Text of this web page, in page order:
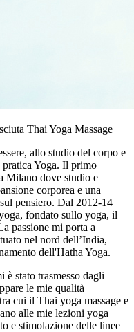
Thai Yoga Massage
allo studio del corpo e
pratica Yoga. Il primo
Milano dove studio e
corporea e una
pensiero. Dal 2012-14
fondato sullo yoga, il
passione mi porta a
nel nord dell’India,
dell'Hatha Yoga.
è stato trasmesso dagli
le mie qualità
cui il Thai yoga massage e
alle mie lezioni yoga
e stimolazione delle linee